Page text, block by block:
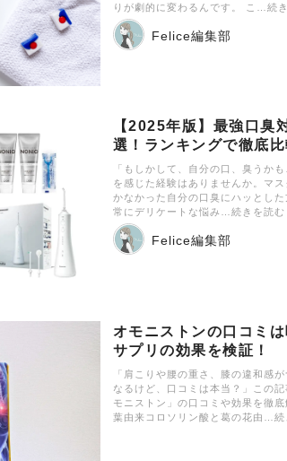
りが劇的に変わるんです。 こ…続
Felice編集部
【2025年版】最強口臭
選！ランキングで徹底
「もしかして、自分の口、臭うか
を感じた経験はありませんか。マ
かなかった自分の口臭にハッとし
常にデリケートな悩み…続きを読む
Felice編集部
オモニストンの口コミ
サプリの効果を検証！
「肩こりや腰の重さ、膝の違和感
なるけど、口コミは本当？」この
モニストン」の口コミや効果を徹
葉由来コロソリン酸と葛の花由…続